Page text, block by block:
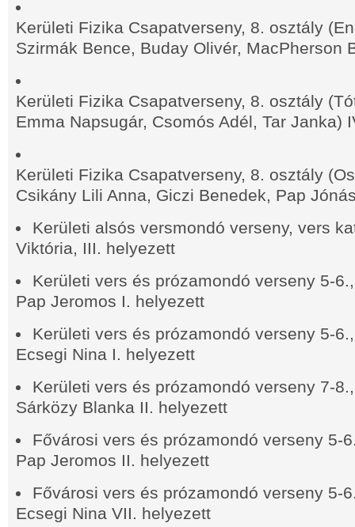
Kerületi Fizika Csapatverseny, 8. osztály
Szirmák Bence, Buday Olivér, MacPherson
Kerületi Fizika Csapatverseny, 8. osztály
Emma Napsugár, Csomós Adél, Tar Janka)
Kerületi Fizika Csapatverseny, 8. osztály
Csikány Lili Anna, Giczi Benedek, Pap
Kerületi alsós versmondó verseny, vers
Viktória, III. helyezett
Kerületi vers és prózamondó verseny 5-
Pap Jeromos I. helyezett
Kerületi vers és prózamondó verseny 5-
Ecsegi Nina I. helyezett
Kerületi vers és prózamondó verseny 7-
Sárközy Blanka II. helyezett
Fővárosi vers és prózamondó verseny 5-
Pap Jeromos II. helyezett
Fővárosi vers és prózamondó verseny 5-
Ecsegi Nina VII. helyezett